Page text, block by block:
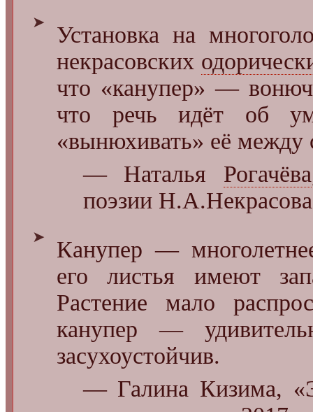
➤
Установка на
некрасовских
что «канупер» —
что речь идёт об
«вынюхивать» её между
— Наталья Рогачёва
поэзии
➤
Канупер —
его листья имеют
Растение мало
канупер —
засухоустойчив.
— Галина Кизима,